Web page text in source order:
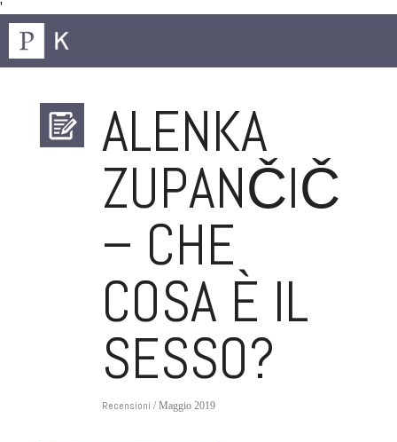
'
ALENKA
ZUPANČIČ
– CHE
COSA È IL
SESSO?
Recensioni / Maggio 2019